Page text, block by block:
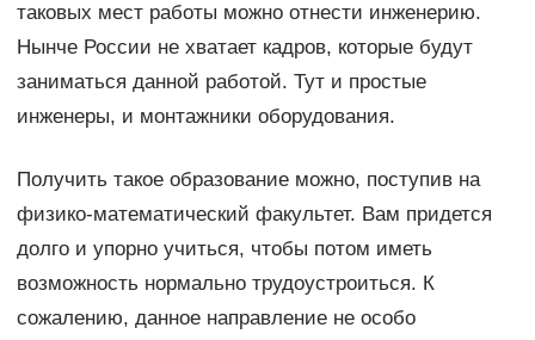
таковых мест работы можно отнести инженерию.
Нынче России не хватает кадров, которые будут
заниматься данной работой. Тут и простые
инженеры, и монтажники оборудования.
Получить такое образование можно, поступив на
физико-математический факультет. Вам придется
долго и упорно учиться, чтобы потом иметь
возможность нормально трудоустроиться. К
сожалению, данное направление не особо